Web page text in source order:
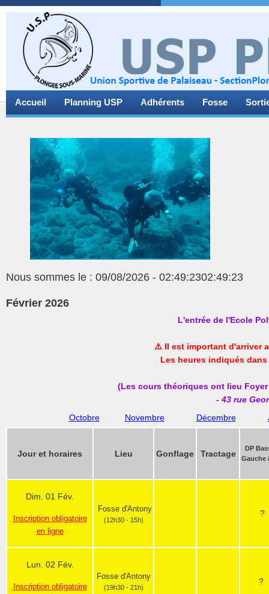
Accueil Planning USP Adhérents Fosse
Nous sommes le : 09/08/2026 - 02:49:2302:49:23
Février 2026
L'entrée de l'Ecole
⚠️ Il est important d'arriver
Les heures indiqués
(Les cours théoriques ont lieu
- 43 rue
Octobre
Novembre Décembre
Jour et horaires Lieu Gonflage Tractage
DP
Gauche
Dim. 01 Fév.
Inscription obligatoire
en ligne
Fosse d'Antony
(12h30 - 15h)
?
Lun. 02 Fév.
Inscription obligatoire
Fosse d'Antony
(19h30 - 21h)
?